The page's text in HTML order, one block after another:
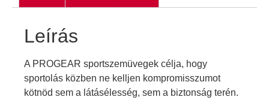
Leírás
A PROGEAR sportszemüvegek célja, hogy
sportolás közben ne kelljen kompromisszumot
kötnöd sem a látásélesség, sem a biztonság terén.